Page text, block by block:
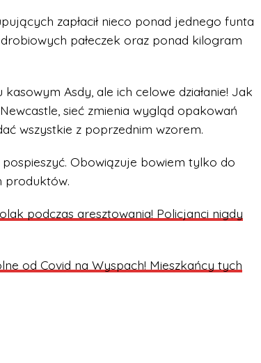
zapłacił nieco ponad jednego funta
pałeczek oraz ponad kilogram
Asdy, ale ich celowe działanie! Jak
sieć zmienia wygląd opakowań
wszystkie z poprzednim wzorem.
Obowiązuje bowiem tylko do
produktów.
podczas aresztowania! Policjanci nigdy
od Covid na Wyspach! Mieszkańcy tych